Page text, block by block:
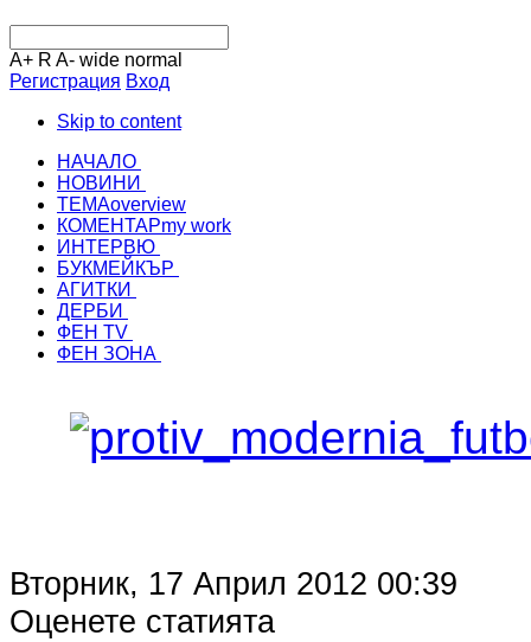
A+ R A- wide normal
Регистрация Вход
Skip to content
НАЧАЛО
НОВИНИ
ТЕМАoverview
КОМЕНТАРmy work
ИНТЕРВЮ
БУКМЕЙКЪР
АГИТКИ
ДЕРБИ
ФЕН TV
ФЕН ЗОНА
Вторник, 17 Април 2012 00:39
Оценете статията